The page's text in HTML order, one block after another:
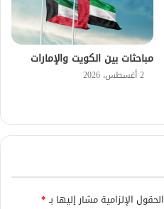
مباحثات بين الكويت والإمارات
2 أغسطس، 2026
الحقول الإلزامية مشار إليها بـ*